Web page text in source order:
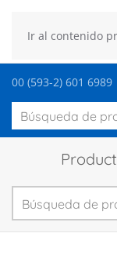
Ir al contenido
00 (593-2) 601 6989